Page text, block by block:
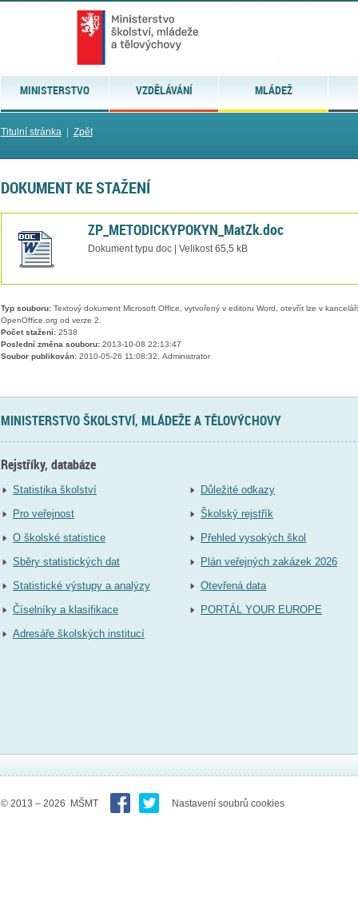
MINISTERSTVO VZDĚLÁVÁNÍ MLÁDEŽ
Titulní stránka| Zpět
DOKUMENT KE STAŽENÍ
ZP_METODICKYPOKYN_MatZk.doc
Dokument typu doc | Velikost 65,5 kB
Typ souboru:Textový dokument Microsoft Office, vytvořený v editoru Word, otevřít lze v
OpenOffice.org od verze 2.
Počet stažení:2538
Poslední změna souboru:2013-10-08 22:13:47
Soubor publikován:2010-05-26 11:08:32, Administrator
MINISTERSTVO ŠKOLSTVÍ, MLÁDEŽE A TĚLOVÝCHOVY
Rejstříky, databáze
Statistika školství
Pro veřejnost
O školské statistice
Sběry statistických dat
Statistické výstupy a analýzy
Číselníky a klasifikace
Adresáře školských institucí
Důležité odkazy
Školský rejstřík
Přehled vysokých škol
Plán veřejných zakázek 2026
Otevřená data
PORTÁL YOUR EUROPE
© 2013 – 2026 MŠMT Nastavení soubrů cookies